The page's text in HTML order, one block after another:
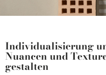
Individualisierung
Nuancen und
gestalten